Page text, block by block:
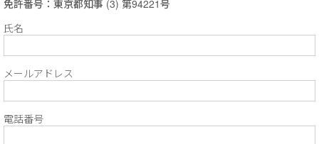
免許番号：東京都知事 (3) 第94221号
氏名
メールアドレス
電話番号